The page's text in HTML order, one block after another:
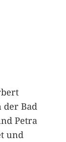
der Bad
Petra
und